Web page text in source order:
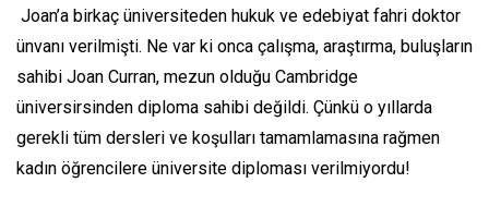
Joan’a birkaç üniversiteden hukuk ve edebiyat fahri doktor
ünvanı verilmişti. Ne var ki onca çalışma, araştırma, buluşların
sahibi Joan Curran, mezun olduğu Cambridge
üniversirsinden diploma sahibi değildi. Çünkü o yıllarda
gerekli tüm dersleri ve koşulları tamamlamasına rağmen
kadın öğrencilere üniversite diploması verilmiyordu!